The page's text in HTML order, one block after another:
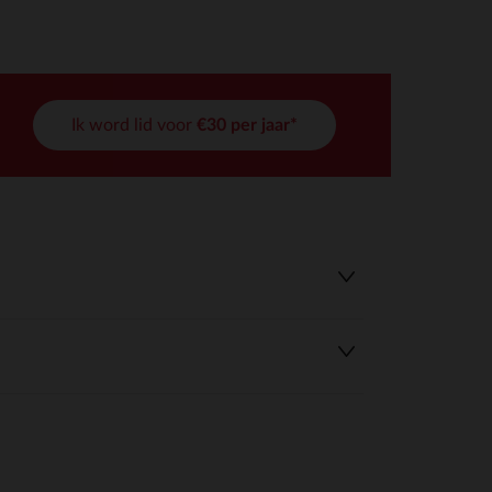
Ik word lid voor €30 per jaar*